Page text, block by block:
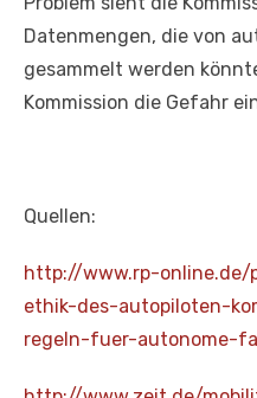
Datenmengen, die von
gesammelt werden
Kommission die Gefahr
Quellen:
http://www.rp-
ethik-des-autopiloten-
regeln-fuer-autonome-